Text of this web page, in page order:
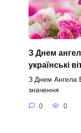
З Днем
українські
З Днем Ангела
значення
0 0